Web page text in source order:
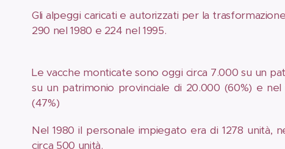
Gli alpeggi caricati e autorizzati per la
290 nel 1980 e 224 nel 1995.
Le vacche monticate sono oggi circa 7.000 su un
su un patrimonio provinciale di 20.000 (60%) e
(47%)
Nel 1980 il personale impiegato era di 1278 unità,
circa 500 unità.